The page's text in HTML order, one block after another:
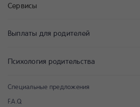
Специальные предложения
F.A.Q
Сервисы
Выплаты для родителей
Психология родительства